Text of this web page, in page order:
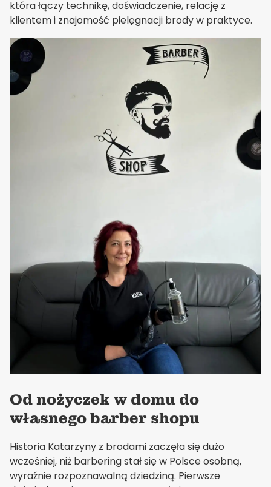
która łączy technikę, doświadczenie, relację z
klientem i znajomość pielęgnacji brody w praktyce.
Od nożyczek w domu do
własnego barber shopu
Historia Katarzyny z brodami zaczęła się dużo
wcześniej, niż barbering stał się w Polsce osobną,
wyraźnie rozpoznawalną dziedziną. Pierwsze